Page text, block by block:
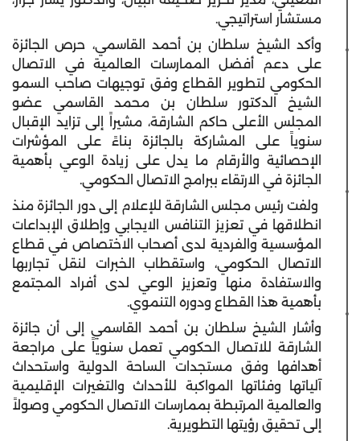
مستشار استراتيجي.
وأكد الشيخ سلطان بن أحمد القاسمي، حرص الجائزة
على دعم أفضل الممارسات العالمية في الاتصال
الحكومي لتطوير القطاع وفق توجيهات صاحب السمو
الشيخ الدكتور سلطان بن محمد القاسمي عضو
المجلس الأعلى حاكم الشارقة، مشيراً إلى تزايد الإقبال
سنوياً على المشاركة بالجائزة بناءً على المؤشرات
الإحصائية والأرقام ما يدل على زيادة الوعي بأهمية
الجائزة في الارتقاء ببرامج الاتصال الحكومي.
ولفت رئيس مجلس الشارقة للإعلام إلى دور الجائزة منذ
انطلاقها في تعزيز التنافس الايجابي وإطلاق الإبداعات
المؤسسية والفردية لدى أصحاب الاختصاص في قطاع
الاتصال الحكومي، واستقطاب الخبرات لنقل تجاربها
والاستفادة منها وتعزيز الوعي لدى أفراد المجتمع
بأهمية هذا القطاع ودوره التنموي.
وأشار الشيخ سلطان بن أحمد القاسمي إلى أن جائزة
الشارقة للاتصال الحكومي تعمل سنوياً على مراجعة
أهدافها وفق مستجدات الساحة الدولية واستحداث
آلياتها وفئاتها المواكبة للأحداث والتغيرات الإقليمية
والعالمية المرتبطة بممارسات الاتصال الحكومي وصولاً
إلى تحقيق رؤيتها التطويرية.